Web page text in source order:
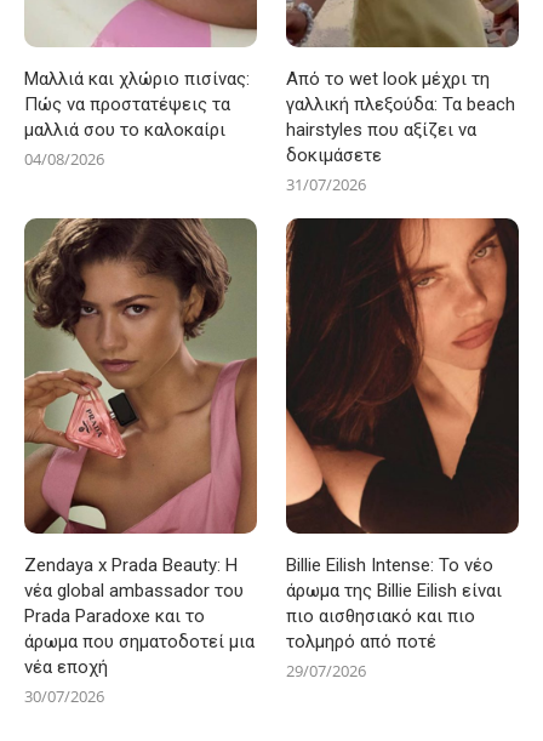
Μαλλιά και χλώριο πισίνας:
Πώς να προστατέψεις τα
μαλλιά σου το καλοκαίρι
04/08/2026
Από το wet look μέχρι τη
γαλλική πλεξούδα: Τα beach
hairstyles που αξίζει να
δοκιμάσετε
31/07/2026
Zendaya x Prada Beauty: Η
νέα global ambassador του
Prada Paradoxe και το
άρωμα που σηματοδοτεί μια
νέα εποχή
30/07/2026
Billie Eilish Intense: Το νέο
άρωμα της Billie Eilish είναι
πιο αισθησιακό και πιο
τολμηρό από ποτέ
29/07/2026